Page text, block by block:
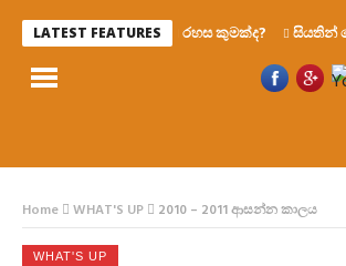
LATEST FEATURES රහස කුමක්ද? සියතින්
Home WHAT'S UP 2010 – 2011 ආසන්න කාලය
WHAT'S UP